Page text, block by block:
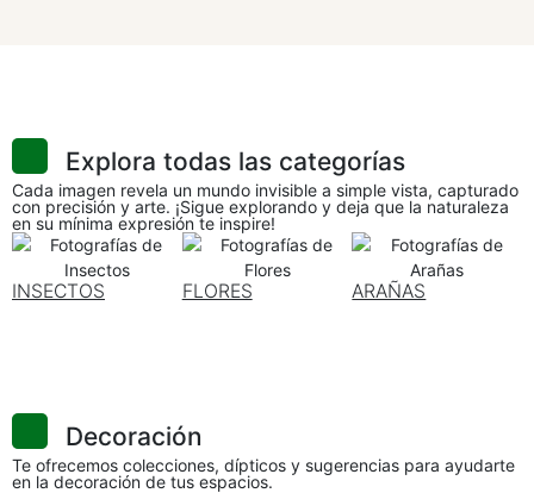
Explora todas las categorías
Cada imagen revela un mundo invisible a simple vista, capturado
con precisión y arte. ¡Sigue explorando y deja que la naturaleza
en su mínima expresión te inspire!
INSECTOS FLORES ARAÑAS
Decoración
Te ofrecemos colecciones, dípticos y sugerencias para ayudarte
en la decoración de tus espacios.